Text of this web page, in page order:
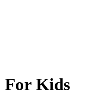
For Kids